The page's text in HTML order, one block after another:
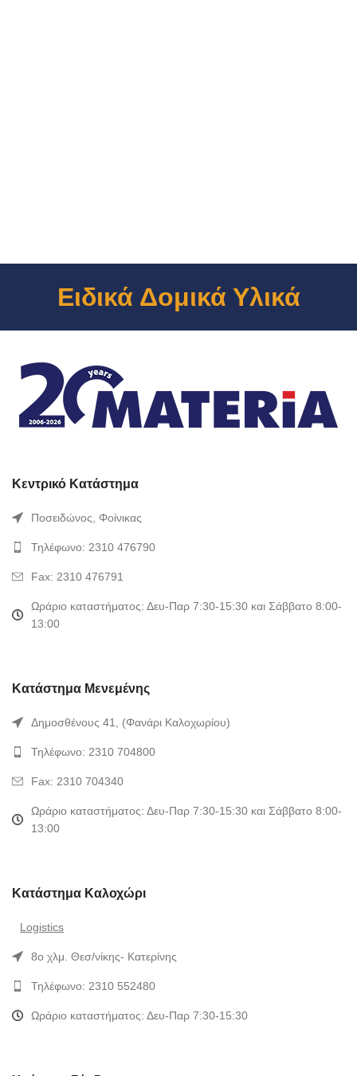
Ειδικά Δομικά Υλικά
Κεντρικό Κατάστημα
Ποσειδώνος, Φοίνικας
Τηλέφωνο: 2310 476790
Fax: 2310 476791
Ωράριο καταστήματος: Δευ-Παρ 7:30-15:30 και Σάββατο 8:00-
13:00
Κατάστημα Μενεμένης
Δημοσθένους 41, (Φανάρι Καλοχωρίου)
Τηλέφωνο: 2310 704800
Fax: 2310 704340
Ωράριο καταστήματος: Δευ-Παρ 7:30-15:30 και Σάββατο 8:00-
13:00
Κατάστημα Καλοχώρι
Logistics
8ο χλμ. Θεσ/νίκης- Κατερίνης
Τηλέφωνο: 2310 552480
Ωράριο καταστήματος: Δευ-Παρ 7:30-15:30